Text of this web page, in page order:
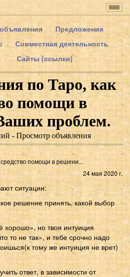
Предложения
Совместная деятельность
Сайты (ссылки)
по Таро, как
помощи в
проблем.
- Просмотр объявления
помощи в решени...
24 мая 2020 г.
ситуации:
решение принять, какой выбор
хорошо», но твоя интуиция
то не так», и тебе срочно надо
тому же интуиция не врет)
ответ, в зависимости от